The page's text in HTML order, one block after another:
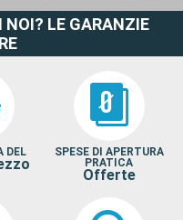
NOI? LE GARANZIE
DEL
SPESE DI APERTURA
PRATICA
Offerte